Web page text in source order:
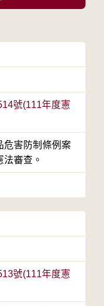
號(111年度憲
危害防制條例案
審查。
號(111年度憲